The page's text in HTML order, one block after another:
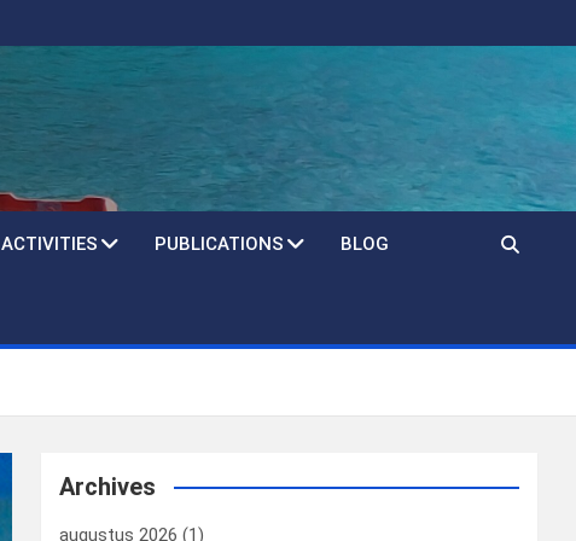
ACTIVITIES PUBLICATIONS BLOG
Archives
augustus 2026 (1)